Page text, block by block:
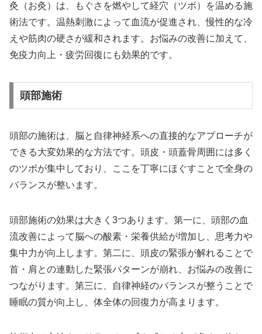
灸（お灸）は、もぐさを燃やして経穴（ツボ）を温める施
術法です。温熱刺激によって血流が促進され、慢性的な冷
えや筋肉の硬さが緩和されます。お悩みの改善に加えて、
免疫力向上・疲労回復にも効果的です。
頭部施術
頭部の施術は、脳と自律神経系への直接的なアプローチが
できる大変効果的な方法です。頭皮・頭蓋骨周囲には多く
のツボが集中しており、ここを丁寧にほぐすことで全身の
バランスが整います。
頭部施術の効果は大きく3つあります。第一に、頭部の血
流改善によって脳への酸素・栄養供給が増加し、思考力や
集中力が向上します。第二に、頭皮の緊張が解れることで
首・肩との連動した緊張パターンが崩れ、お悩みの改善に
つながります。第三に、自律神経のバランスが整うことで
睡眠の質が向上し、体全体の回復力が高まります。